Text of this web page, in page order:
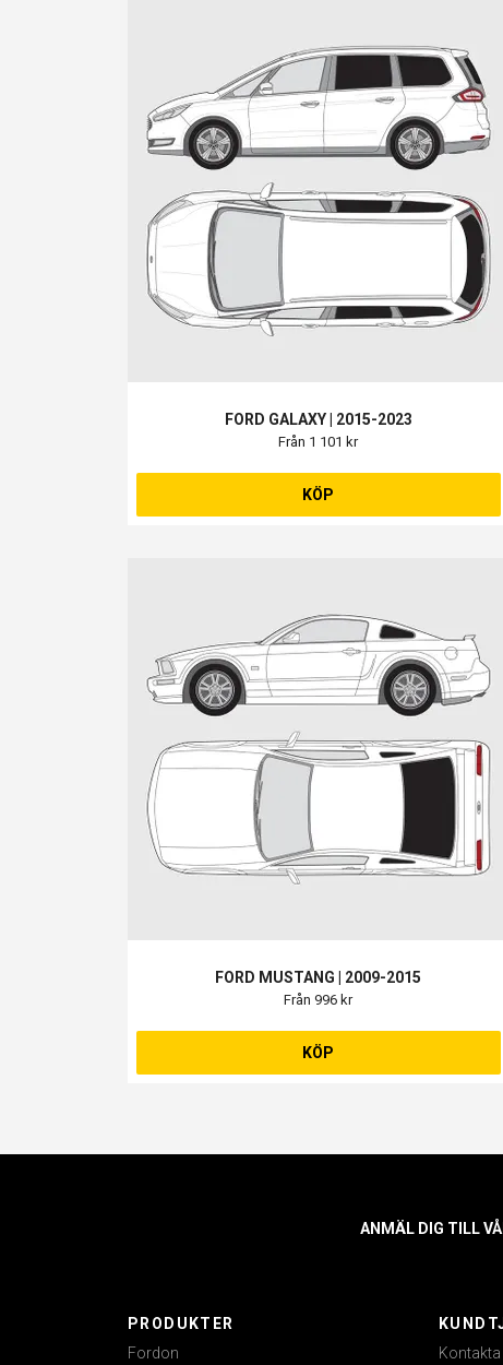
FORD GALAXY | 2015-2023
Från 1 101 kr
KÖP
FORD MUSTANG | 2009-2015
Från 996 kr
KÖP
ANMÄL DIG TILL
PRODUKTER
Fordon